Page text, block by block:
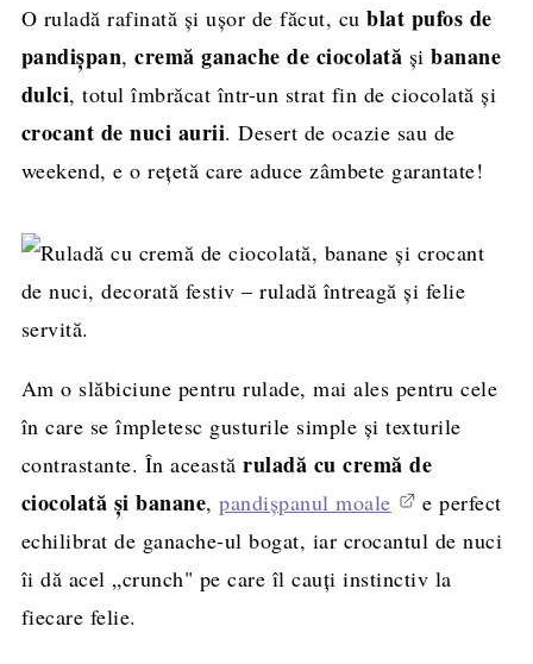
O ruladă rafinată și ușor de făcut, cublat pufos de
pandișpan,cremă ganache de ciocolată șibanane
dulci, totul îmbrăcat într-un strat fin de ciocolată și
crocant de nuci aurii. Desert de ocazie sau de
weekend, e o rețetă care aduce zâmbete garantate!
Am o slăbiciune pentru rulade, mai ales pentru cele
în care se împletesc gusturile simple și texturile
contrastante. În aceastăruladă cu cremă de
ciocolată și banane,pandișpanul moale
e perfect
echilibrat de ganache-ul bogat, iar crocantul de nuci
îi dă acel „crunch" pe care îl cauți instinctiv la
fiecare felie.